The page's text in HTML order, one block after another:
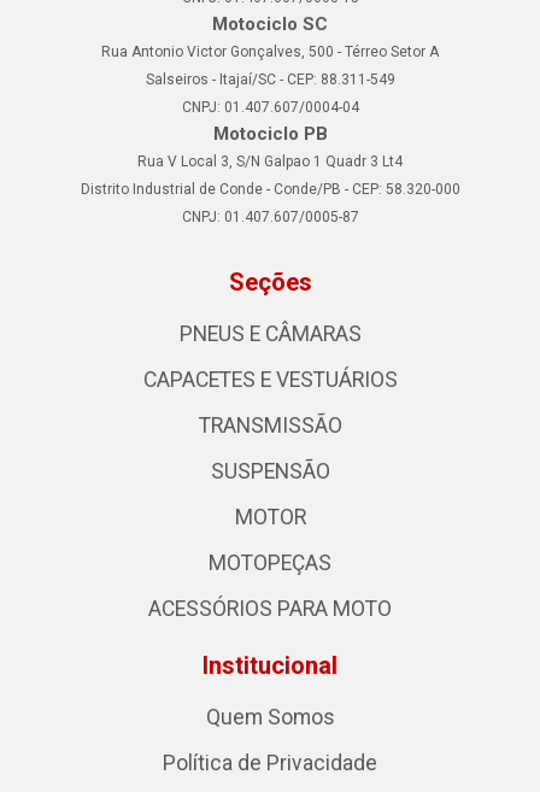
Motociclo SC
Rua Antonio Victor Gonçalves, 500 - Térreo Setor A
Salseiros - Itajaí/SC - CEP: 88.311-549
CNPJ: 01.407.607/0004-04
Motociclo PB
Rua V Local 3, S/N Galpao 1 Quadr 3 Lt4
Distrito Industrial de Conde - Conde/PB - CEP: 58.320-000
CNPJ: 01.407.607/0005-87
Seções
PNEUS E CÂMARAS
CAPACETES E VESTUÁRIOS
TRANSMISSÃO
SUSPENSÃO
MOTOR
MOTOPEÇAS
ACESSÓRIOS PARA MOTO
Institucional
Quem Somos
Política de Privacidade